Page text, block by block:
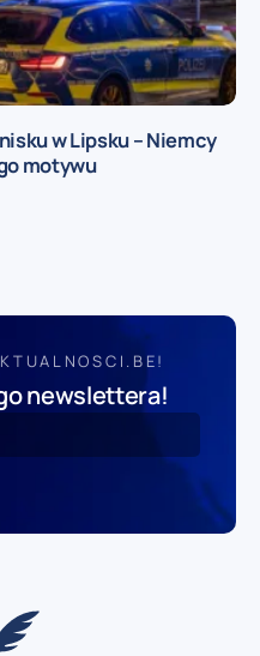
w Lipsku – Niemcy
motywu
newslettera!